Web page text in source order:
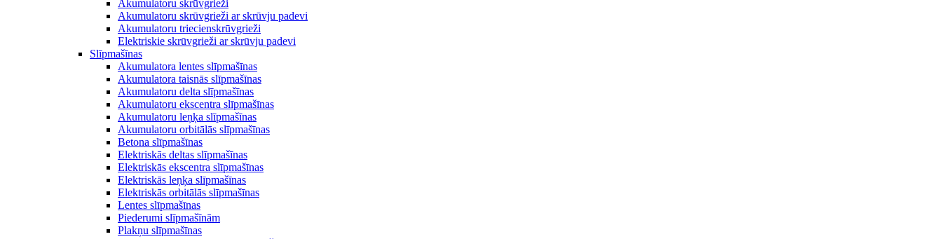
Akumulatoru skrūvgrieži
Akumulatoru skrūvgrieži ar skrūvju padevi
Akumulatoru triecienskrūvgrieži
Elektriskie skrūvgrieži ar skrūvju padevi
Slīpmašīnas
Akumulatora lentes slīpmašīnas
Akumulatora taisnās slīpmašīnas
Akumulatoru delta slīpmašīnas
Akumulatoru ekscentra slīpmašīnas
Akumulatoru leņķa slīpmašīnas
Akumulatoru orbitālās slīpmašīnas
Betona slīpmašīnas
Elektriskās deltas slīpmašīnas
Elektriskās ekscentra slīpmašīnas
Elektriskās leņķa slīpmašīnas
Elektriskās orbitālās slīpmašīnas
Lentes slīpmašīnas
Piederumi slīpmašīnām
Plakņu slīpmašīnas